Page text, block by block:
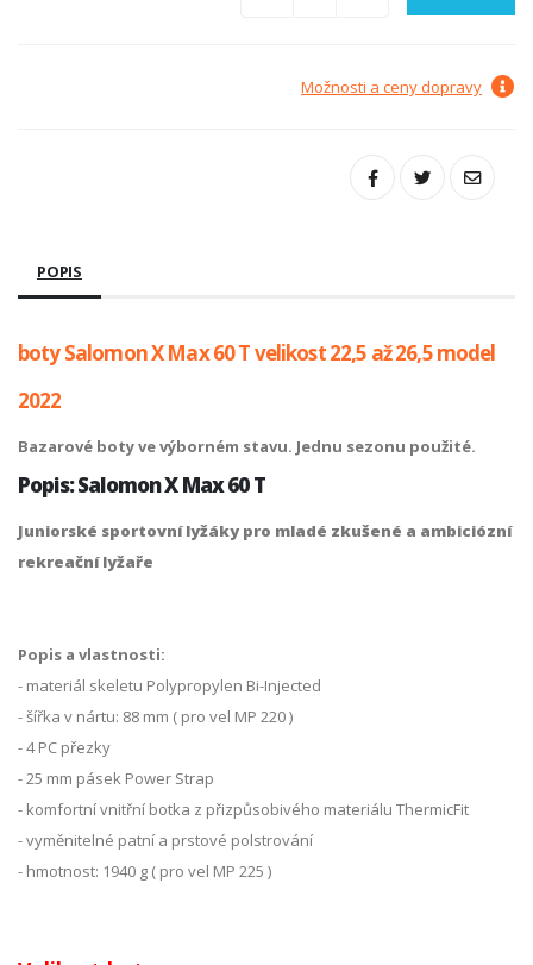
Možnosti a ceny dopravy
POPIS
boty Salomon X Max 60 T velikost 22,5 až 26,5 model
2022
Bazarové boty ve výborném stavu. Jednu sezonu použité.
Popis: Salomon X Max 60 T
Juniorské sportovní lyžáky pro mladé zkušené a ambiciózní
rekreační lyžaře
Popis a vlastnosti:
- materiál skeletu Polypropylen Bi-Injected
- šířka v nártu: 88 mm ( pro vel MP 220 )
- 4 PC přezky
- 25 mm pásek Power Strap
- komfortní vnitřní botka z přizpůsobivého materiálu ThermicFit
- vyměnitelné patní a prstové polstrování
- hmotnost: 1940 g ( pro vel MP 225 )